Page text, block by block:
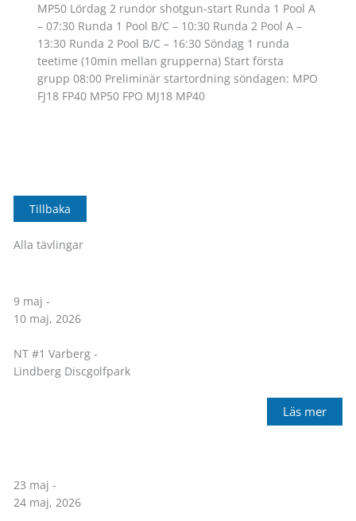
MP50 Lördag 2 rundor shotgun-start Runda 1 Pool A
– 07:30 Runda 1 Pool B/C – 10:30 Runda 2 Pool A –
13:30 Runda 2 Pool B/C – 16:30 Söndag 1 runda
teetime (10min mellan grupperna) Start första
grupp 08:00 Preliminär startordning söndagen: MPO
FJ18 FP40 MP50 FPO MJ18 MP40
Tillbaka
Alla tävlingar
9 maj -
10 maj, 2026
NT #1 Varberg -
Lindberg Discgolfpark
Läs mer
23 maj -
24 maj, 2026